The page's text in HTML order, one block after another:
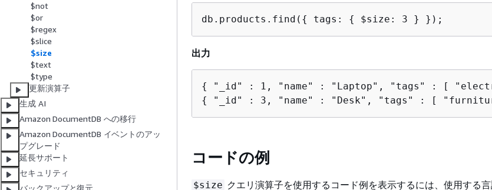
$not
$or
$regex
$slice
$size
$text
$type
更新演算子
生成 AI
Amazon DocumentDB への移行
Amazon DocumentDB イベントのアッ
プグレード
延長サポート
セキュリティ
db.products.find( { tags: { $size: 3 } });
出力
{
{
"_id" : 3, "name" : "Desk", "tags" : [
コードの例
$size クエリ演算子を使用するコード例を表示するには、使用する